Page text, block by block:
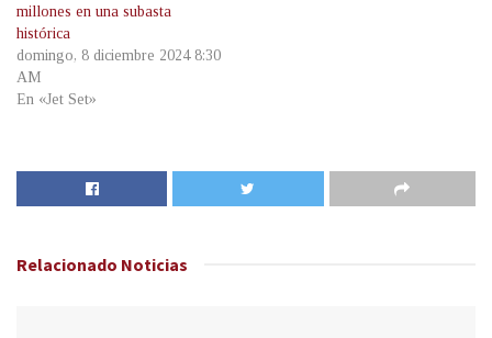
millones en una subasta
histórica
domingo, 8 diciembre 2024 8:30
AM
En «Jet Set»
Relacionado Noticias